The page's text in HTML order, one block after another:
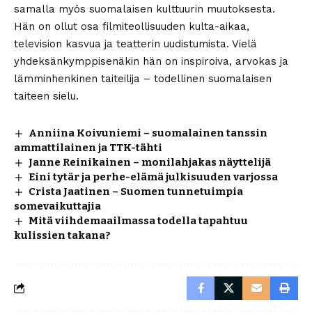
samalla myös suomalaisen kulttuurin muutoksesta.
Hän on ollut osa filmiteollisuuden kulta-aikaa,
television kasvua ja teatterin uudistumista. Vielä
yhdeksänkymppisenäkin hän on inspiroiva, arvokas ja
lämminhenkinen taiteilija – todellinen suomalaisen
taiteen sielu.
Anniina Koivuniemi – suomalainen tanssin
ammattilainen ja TTK-tähti
Janne Reinikainen – monilahjakas näyttelijä
Eini tytär ja perhe-elämä julkisuuden varjossa
Crista Jaatinen – Suomen tunnetuimpia
somevaikuttajia
Mitä viihdemaailmassa todella tapahtuu
kulissien takana?